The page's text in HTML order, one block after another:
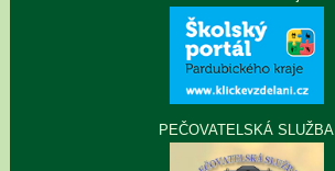
PEČOVATELSKÁ SLUŽBA